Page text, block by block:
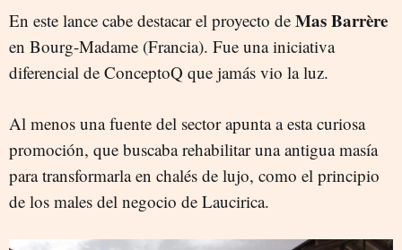
En este lance cabe destacar el proyecto de Mas Barrère
en Bourg-Madame (Francia). Fue una iniciativa
diferencial de ConceptoQ que jamás vio la luz.
Al menos una fuente del sector apunta a esta curiosa
promoción, que buscaba rehabilitar una antigua masía
para transformarla en chalés de lujo, como el principio
de los males del negocio de Laucirica.